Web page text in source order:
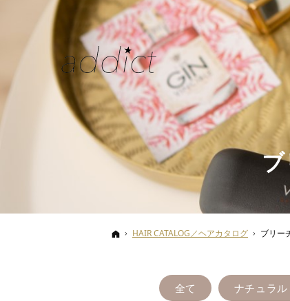
ホーム
HAIR CATALOG／ヘアカタログ ブリー
全て ナチュラル